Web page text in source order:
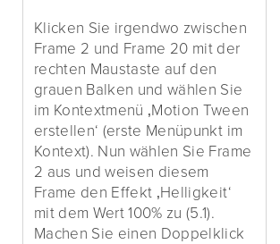
Klicken Sie irgendwo zwischen
Frame 2 und Frame 20 mit der
rechten Maustaste auf den
grauen Balken und wählen Sie
im Kontextmenü ‚Motion Tween
erstellen‘ (erste Menüpunkt im
Kontext). Nun wählen Sie Frame
2 aus und weisen diesem
Frame den Effekt ‚Helligkeit‘
mit dem Wert 100% zu (5.1).
Machen Sie einen Doppelklick